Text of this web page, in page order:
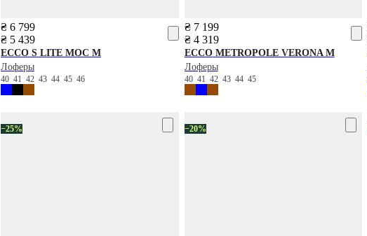
₴ 6 799
₴ 5 439
ECCO S LITE MOC M
Лоферы
40 41 42 43 44 45 46
₴ 7 199
₴ 4 319
ECCOMETROPOLE VERONA M
Лоферы
40 41 42 43 44 45
−25% −20%